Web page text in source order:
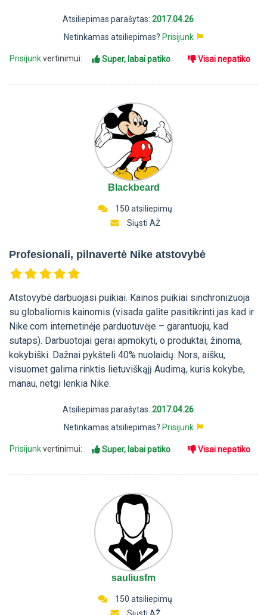
Atsiliepimas parašytas: 2017.04.26
Netinkamas atsiliepimas? Prisijunk
Prisijunkvertinimui: Super, labai patiko Visai nepatiko
Blackbeard
150 atsiliepimų
Siųsti AŽ
Profesionali, pilnavertė Nike atstovybė
Atstovybė darbuojasi puikiai. Kainos puikiai sinchronizuoja
su globaliomis kainomis (visada galite pasitikrinti jas kad ir
Nike.com internetinėje parduotuvėje – garantuoju, kad
sutaps). Darbuotojai gerai apmokyti, o produktai, žinoma,
kokybiški. Dažnai pykšteli 40% nuolaidų. Nors, aišku,
visuomet galima rinktis lietuviškąjį Audimą, kuris kokybe,
manau, netgi lenkia Nike.
Atsiliepimas parašytas: 2017.04.26
Netinkamas atsiliepimas? Prisijunk
Prisijunkvertinimui: Super, labai patiko Visai nepatiko
sauliusfm
150 atsiliepimų